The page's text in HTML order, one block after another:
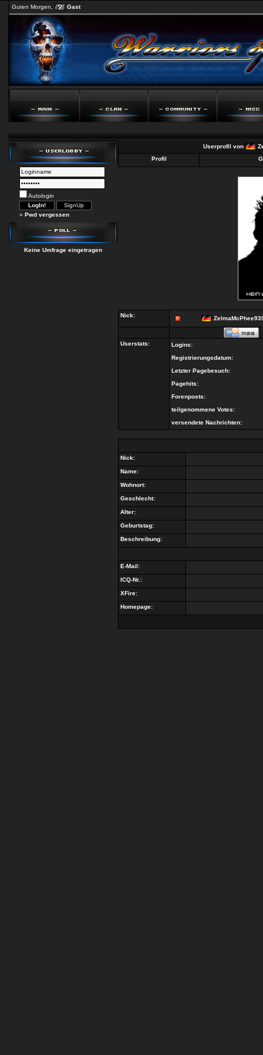
Guten Morgen, Gast
Autologin
» Pwd vergessen
Keine Umfrage eingetragen
Userprofil von
Profil
Nick:
Userstats:
Logins:
Registrierungsdatum:
Letzter Pagebesuch:
Pagehits:
Forenposts:
teilgenommene Votes:
versendete Nachrichten:
Nick:
Name:
Wohnort:
Geschlecht:
Alter:
Geburtstag:
Beschreibung:
E-Mail:
ICQ-Nr.:
XFire:
Homepage: